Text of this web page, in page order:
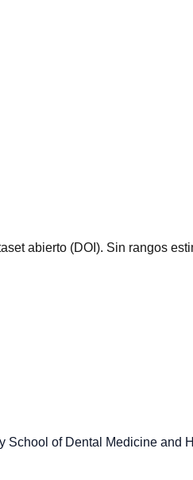
abierto (DOI). Sin rangos
of Dental Medicine and